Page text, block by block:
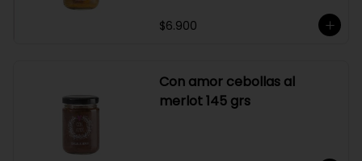
$6.900
Con amor cebollas al
merlot 145 grs